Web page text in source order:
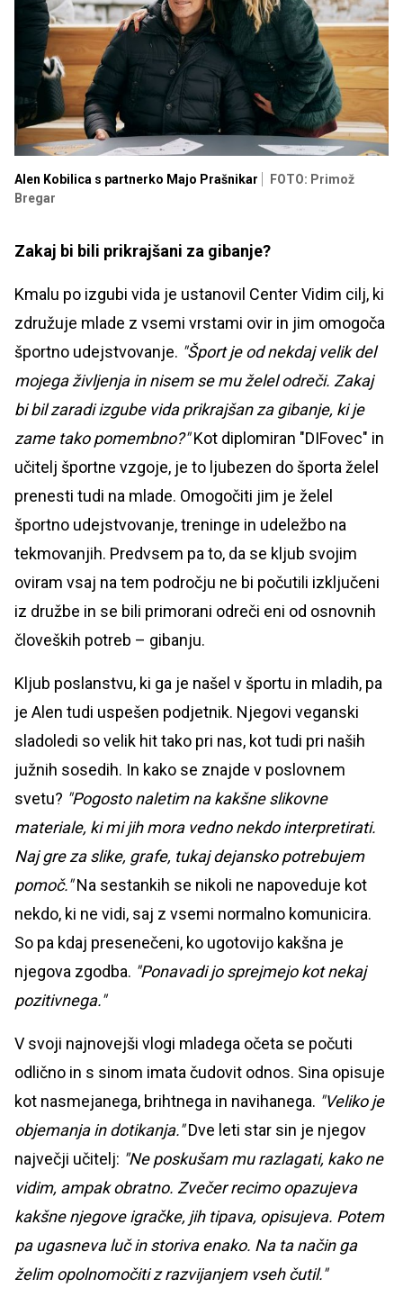
Alen Kobilica s partnerko Majo Prašnikar
FOTO: Primož
Bregar
Zakaj bi bili prikrajšani za gibanje?
Kmalu po izgubi vida je ustanovil Center Vidim cilj, ki
združuje mlade z vsemi vrstami ovir in jim omogoča
športno udejstvovanje. "Šport je od nekdaj velik del
mojega življenja in nisem se mu želel odreči. Zakaj
bi bil zaradi izgube vida prikrajšan za gibanje, ki je
zame tako pomembno?"Kot diplomiran "DIFovec" in
učitelj športne vzgoje, je to ljubezen do športa želel
prenesti tudi na mlade. Omogočiti jim je želel
športno udejstvovanje, treninge in udeležbo na
tekmovanjih. Predvsem pa to, da se kljub svojim
oviram vsaj na tem področju ne bi počutili izključeni
iz družbe in se bili primorani odreči eni od osnovnih
človeških potreb – gibanju.
Kljub poslanstvu, ki ga je našel v športu in mladih, pa
je Alen tudi uspešen podjetnik. Njegovi veganski
sladoledi so velik hit tako pri nas, kot tudi pri naših
južnih sosedih. In kako se znajde v poslovnem
svetu? "Pogosto naletim na kakšne slikovne
materiale, ki mi jih mora vedno nekdo interpretirati.
Naj gre za slike, grafe, tukaj dejansko potrebujem
pomoč."Na sestankih se nikoli ne napoveduje kot
nekdo, ki ne vidi, saj z vsemi normalno komunicira.
So pa kdaj presenečeni, ko ugotovijo kakšna je
njegova zgodba. "Ponavadi jo sprejmejo kot nekaj
pozitivnega."
V svoji najnovejši vlogi mladega očeta se počuti
odlično in s sinom imata čudovit odnos. Sina opisuje
kot nasmejanega, brihtnega in navihanega. "Veliko je
objemanja in dotikanja."Dve leti star sin je njegov
največji učitelj: "Ne poskušam mu razlagati, kako ne
vidim, ampak obratno. Zvečer recimo opazujeva
kakšne njegove igračke, jih tipava, opisujeva. Potem
pa ugasneva luč in storiva enako. Na ta način ga
želim opolnomočiti z razvijanjem vseh čutil."